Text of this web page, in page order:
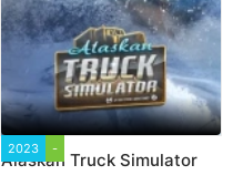
2023 -
Alaskan Truck Simulator